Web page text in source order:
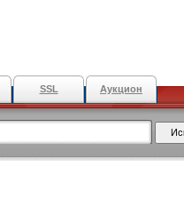
SSL Аукцион